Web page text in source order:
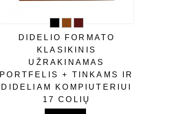
DIDELIO FORMATO
KLASIKINIS
UŽRAKINAMAS
PORTFELIS + TINKAMS IR
DIDELIAM KOMPIUTERIUI
17 COLIŲ